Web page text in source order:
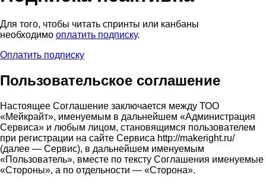
Для того, чтобы читать спринты или канбаны
необходимо оплатить подписку.
Оплатить подписку
Пользовательское соглашение
Настоящее Соглашение заключается между ТОО
«Мейкрайт», именуемым в дальнейшем «Администрация
Сервиса» и любым лицом, становящимся пользователем
при регистрации на сайте Сервиса http://makeright.ru/
(далее — Сервис), в дальнейшем именуемым
«Пользователь», вместе по тексту Соглашения именуемые
«Стороны», а по отдельности — «Сторона».